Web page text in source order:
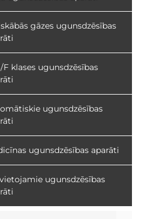
gāzes ugunsdzēsības
F klases ugunsdzēsības
ugunsdzēsības
ugunsdzēsības aparāti
ugunsdzēsības